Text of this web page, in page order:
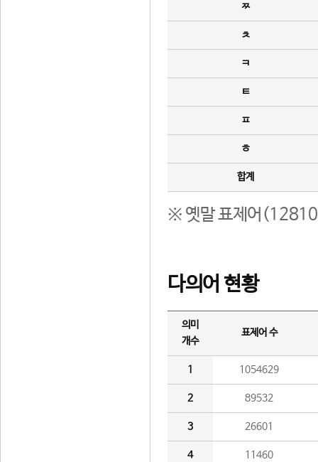
ㅉ
ㅊ
ㅋ
ㅌ
ㅍ
ㅎ
합계
※ 옛말 표제어(12810
다의어 현황
의미
개수
표제어 수
1 1054629
2 89532
3 26601
4 11460